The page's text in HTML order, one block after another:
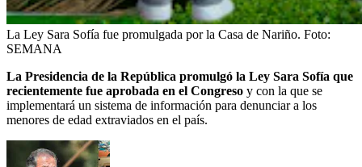
La Ley Sara Sofía fue promulgada por la Casa de Nariño. Foto:
SEMANA
La Presidencia de la República promulgó la Ley Sara Sofía que
recientemente fue aprobada en el Congreso y con la que se
implementará un sistema de información para denunciar a los
menores de edad extraviados en el país.